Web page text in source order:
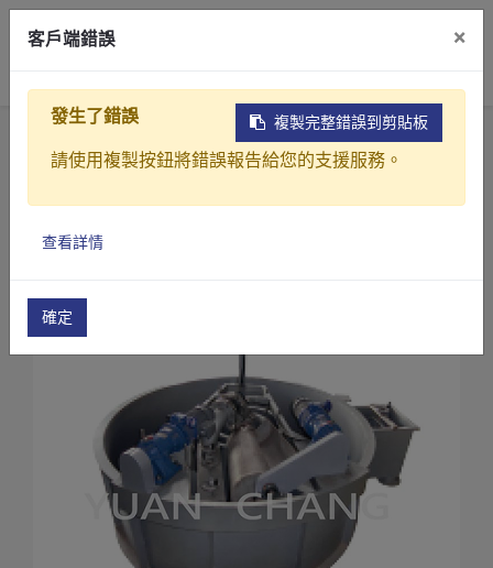
產品介紹
產業解決方案
關於元錩
繁體中文 English (US)
首頁 產品 污水(廢水)處理設備
加壓浮除設備
加壓浮除設備(DAL系列 )
加壓浮除設備(DAL-250)
客戶端錯誤 ×
複製完整錯誤到剪貼板
發生了錯誤
請使用複製按鈕將錯誤報告給您的支援服務。
查看詳情
確定